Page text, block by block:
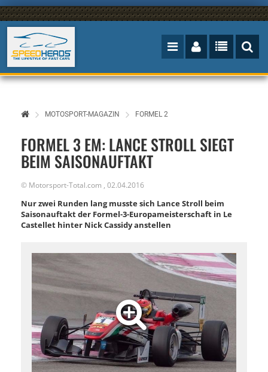
MOTOSPORT-MAGAZIN FORMEL 2
FORMEL 3 EM: LANCE STROLL SIEGT
BEIM SAISONAUFTAKT
© Motorsport-Total.com , 02.04.2016
Nur zwei Runden lang musste sich Lance Stroll beim
Saisonauftakt der Formel-3-Europameisterschaft in Le
Castellet hinter Nick Cassidy anstellen